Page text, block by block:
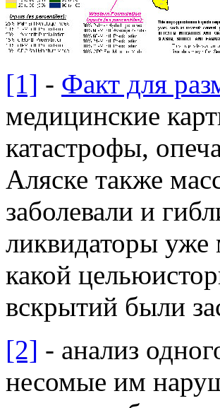
[1] - Факт для
медицинские
катастрофы,
Аляске также
заболевали и
ликвидаторы уже
какой
вскрытий были
[2] - анализ
несомые им